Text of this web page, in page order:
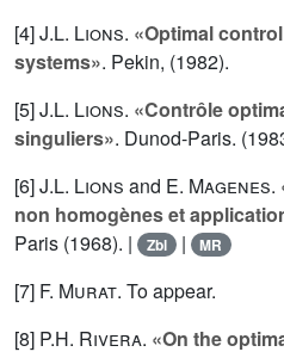
[4]J.L. Lions. «Optimal
systems». Pekin, (1982).
[5]J.L. Lions. «Contrôle
singuliers». Dunod-Paris.
[6]J.L. Lions and E. Magenes.
non homogènes et
Paris (1968). |
Zbl | MR
[7] F. Murat. To appear.
[8] P.H. Rivera. «On the